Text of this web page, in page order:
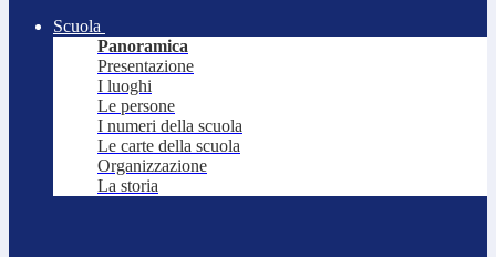
Scuola
Panoramica
Presentazione
I luoghi
Le persone
I numeri della scuola
Le carte della scuola
Organizzazione
La storia